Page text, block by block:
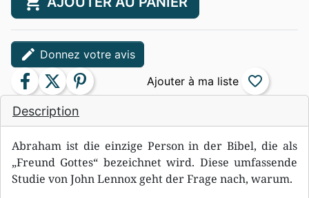
Description
Abraham ist die einzige Person in der Bibel, die als
„Freund Gottes“ bezeichnet wird. Diese umfassende
Studie von John Lennox geht der Frage nach, warum.
edit Donnez votre avis
facebook twitter pinterest favorite_border